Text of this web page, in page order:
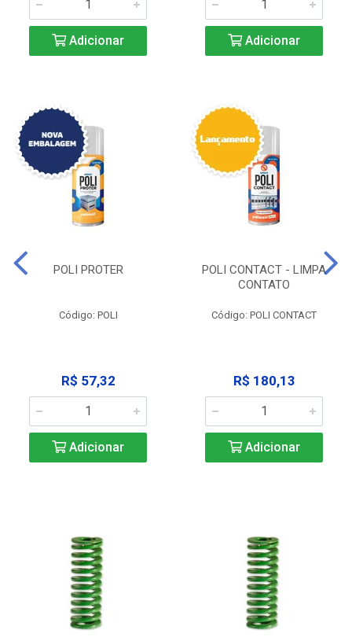
Adicionar Adicionar
POLI PROTER
Código: POLI
R$ 57,32
Adicionar
POLI CONTACT - LIMPA
CONTATO
Código: POLI CONTACT
R$ 180,13
Adicionar